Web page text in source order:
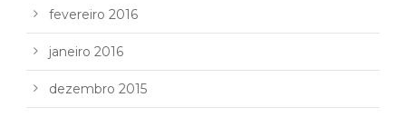
fevereiro 2016
janeiro 2016
dezembro 2015